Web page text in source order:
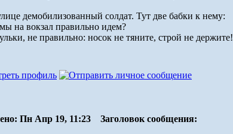
демобилизованный солдат. Тут две бабки к нему:
на вокзал правильно идем?
не правильно: носок не тяните, строй не держите!
Пн Апр 19, 11:23 Заголовок сообщения: